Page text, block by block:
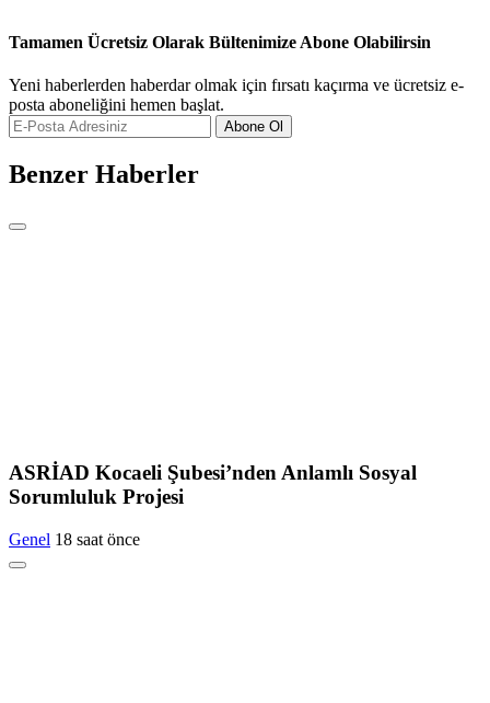
Tamamen Ücretsiz Olarak Bültenimize Abone Olabilirsin
Yeni haberlerden haberdar olmak için fırsatı kaçırma ve ücretsiz e-
posta aboneliğini hemen başlat.
Abone Ol
Benzer Haberler
ASRİAD Kocaeli Şubesi’nden Anlamlı Sosyal
Sorumluluk Projesi
Genel 18 saat önce